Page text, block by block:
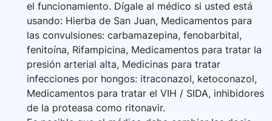
el funcionamiento. Dígale al médico si usted está
usando: Hierba de San Juan, Medicamentos para
las convulsiones: carbamazepina, fenobarbital,
fenitoína, Rifampicina, Medicamentos para tratar la
presión arterial alta, Medicinas para tratar
infecciones por hongos: itraconazol, ketoconazol,
Medicamentos para tratar el VIH / SIDA, inhibidores
de la proteasa como ritonavir.